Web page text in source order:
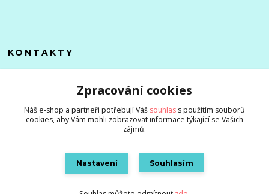
KONTAKTY
+420 705 976 386
info@zlevnenizbozi.cz
Zpracování cookies
Náš e-shop a partneři potřebují Váš souhlas s použitím souborů
cookies, aby Vám mohli zobrazovat informace týkající se Vašich
zájmů.
Nastavení Souhlasím